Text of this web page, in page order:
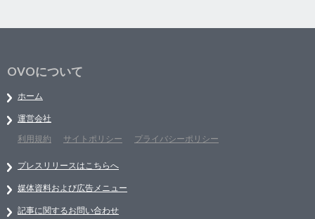
OVOについて
ホーム
運営会社
利用規約
サイトポリシー プライバシーポリシー
プレスリリースはこちらへ
媒体資料および広告メニュー
記事に関するお問い合わせ